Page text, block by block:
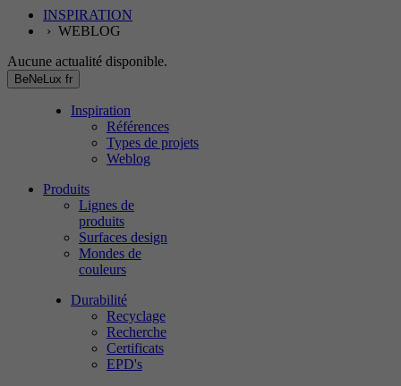
INSPIRATION
› WEBLOG
Aucune actualité disponible.
BeNeLux fr
Inspiration
Références
Types de projets
Weblog
Produits
Lignes de
produits
Surfaces design
Mondes de
couleurs
Durabilité
Recyclage
Recherche
Certificats
EPD's